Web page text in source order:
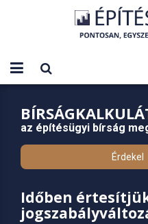
az építésügyi bírság
Érdekel
Időben